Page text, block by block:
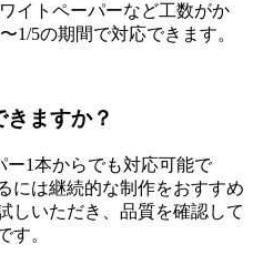
イトペーパーなど工数がか
1/5の期間で対応できます。
ますか？
ー1本からでも対応可能で
には継続的な制作をおすすめ
しいただき、品質を確認して
す。